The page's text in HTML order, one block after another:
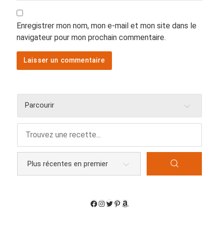
Enregistrer mon nom, mon e-mail et mon site dans le
navigateur pour mon prochain commentaire.
Parcourir